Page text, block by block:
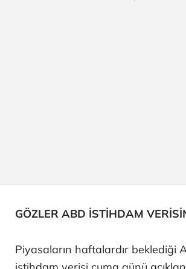
GÖZLER ABD İSTİHDAM
Piyasaların haftalardır beklediği